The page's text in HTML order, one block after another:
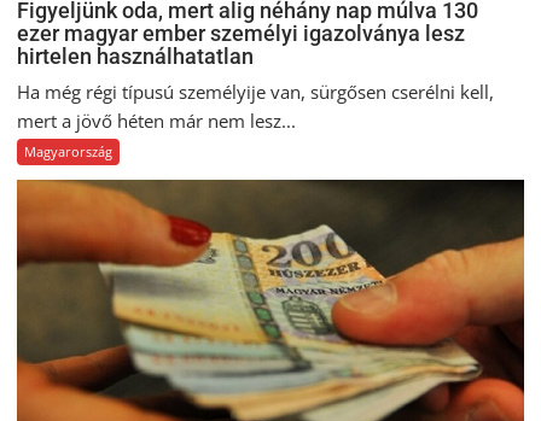
Figyeljünk oda, mert alig néhány nap múlva 130
ezer magyar ember személyi igazolványa lesz
hirtelen használhatatlan
Ha még régi típusú személyije van, sürgősen cserélni kell,
mert a jövő héten már nem lesz...
Magyarország